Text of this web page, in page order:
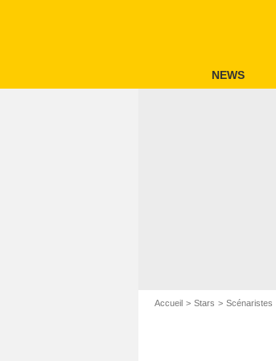
NEWS
Accueil Stars Scénaristes